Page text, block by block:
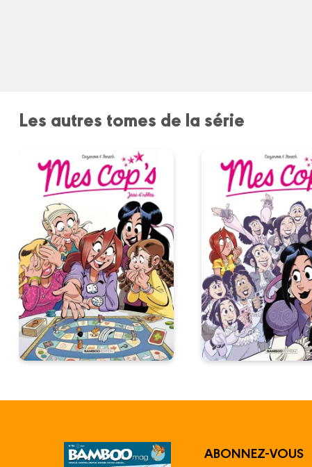
Les autres tomes de la série
ABONNEZ-VOUS